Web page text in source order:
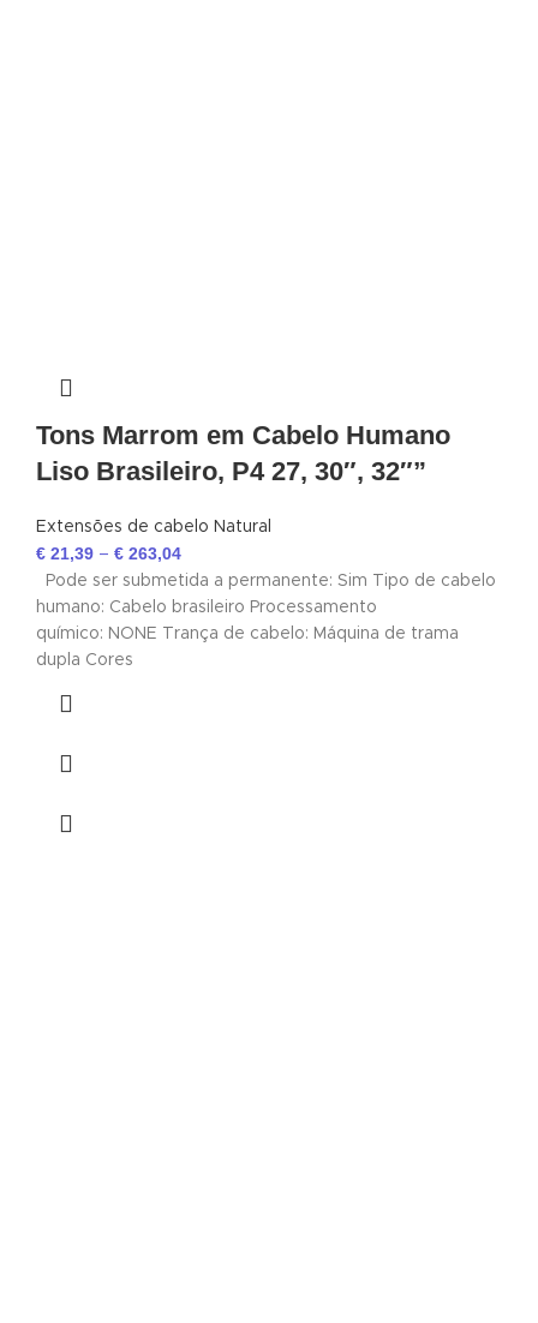
Tons Marrom em Cabelo Humano
Liso Brasileiro, P4 27, 30″, 32″”
Extensões de cabelo Natural
€ 21,39 – € 263,04
Pode ser submetida a permanente: Sim Tipo de cabelo
humano: Cabelo brasileiro Processamento
químico: NONE Trança de cabelo: Máquina de trama
dupla Cores